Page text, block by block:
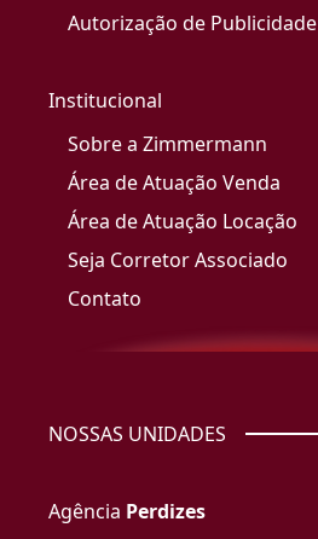
Autorização de Publicidade
Institucional
Sobre a Zimmermann
Área de Atuação Venda
Área de Atuação Locação
Seja Corretor Associado
Contato
NOSSAS UNIDADES
Agência Perdizes